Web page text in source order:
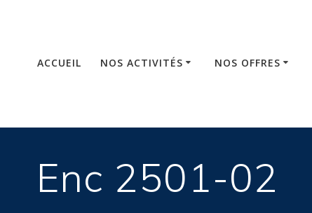
ACCUEIL NOS ACTIVITÉS NOS OFFRES
Enc 2501-02